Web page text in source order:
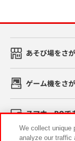
あそび場をさ
ゲーム機をさ
スマホ・PCで
We collect unique
analyze our traffic